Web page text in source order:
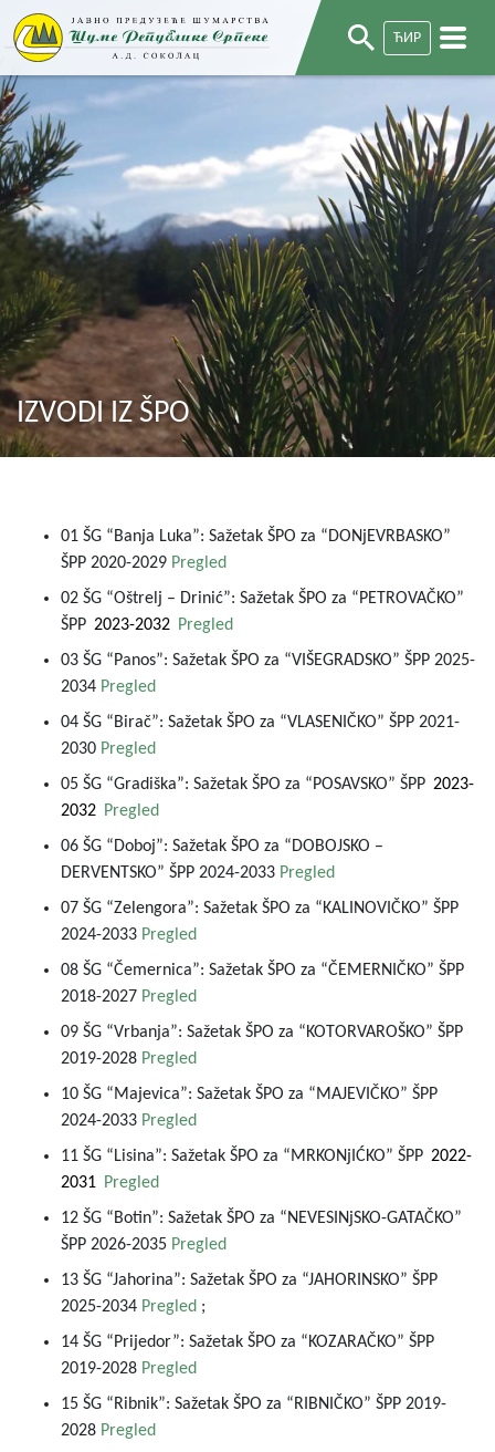
ЋИР
IZVODI IZ ŠPO
01 ŠG “Banja Luka”: Sažetak ŠPO za “DONjEVRBASKO”
ŠPP 2020-2029 Pregled
02 ŠG “Oštrelj – Drinić”: Sažetak ŠPO za “PETROVAČKO”
ŠPP 2023-2032 Pregled
03 ŠG “Panos”: Sažetak ŠPO za “VIŠEGRADSKO” ŠPP 2025-
2034 Pregled
04 ŠG “Birač”: Sažetak ŠPO za “VLASENIČKO” ŠPP 2021-
2030 Pregled
05 ŠG “Gradiška”: Sažetak ŠPO za “POSAVSKO” ŠPP 2023-
2032 Pregled
06 ŠG “Doboj”: Sažetak ŠPO za “DOBOJSKO –
DERVENTSKO” ŠPP 2024-2033 Pregled
07 ŠG “Zelengora”: Sažetak ŠPO za “KALINOVIČKO” ŠPP
2024-2033 Pregled
08 ŠG “Čemernica”: Sažetak ŠPO za “ČEMERNIČKO” ŠPP
2018-2027 Pregled
09 ŠG “Vrbanja”: Sažetak ŠPO za “KOTORVAROŠKO” ŠPP
2019-2028 Pregled
10 ŠG “Majevica”: Sažetak ŠPO za “MAJEVIČKO” ŠPP
2024-2033 Pregled
11 ŠG “Lisina”: Sažetak ŠPO za “MRKONjIĆKO” ŠPP 2022-
2031 Pregled
12 ŠG “Botin”: Sažetak ŠPO za “NEVESINjSKO-GATAČKO”
ŠPP 2026-2035 Pregled
13 ŠG “Jahorina”: Sažetak ŠPO za “JAHORINSKO” ŠPP
2025-2034 Pregled ;
14 ŠG “Prijedor”: Sažetak ŠPO za “KOZARAČKO” ŠPP
2019-2028 Pregled
15 ŠG “Ribnik”: Sažetak ŠPO za “RIBNIČKO” ŠPP 2019-
2028 Pregled